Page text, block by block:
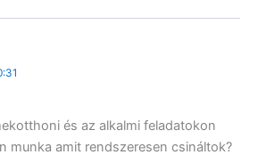
és az alkalmi feladatokon
munka amit rendszeresen csináltok?